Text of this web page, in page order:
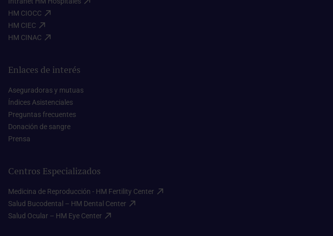
HM CIOCC​
HM CIEC​
HM CINAC​
Enlaces de interés
Aseguradoras y mutuas​
Índices Asistenciales​
Preguntas frecuentes​
Donación de sangre​
Prensa​
Centros Especializados
Medicina de Reproducción - HM Fertility Center​
Salud Bucodental – HM Dental Center​
Salud Ocular – HM Eye Center​